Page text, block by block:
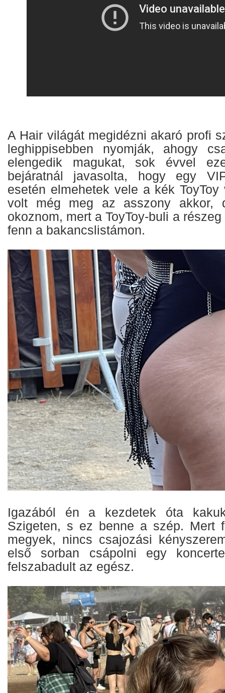
A Hair világát megidézni akaró profi
leghippisebben nyomják, ahogy
elengedik magukat, sok évvel
bejáratnál javasolta, hogy egy
esetén elmehetek vele a kék
volt még meg az asszony akkor,
okoznom, mert a ToyToy-buli a
fenn a bakancslistámon.
Igazából én a kezdetek óta
Szigeten, s ez benne a szép. Mert
megyek, nincs csajozási
első sorban csápolni egy
felszabadult az egész.